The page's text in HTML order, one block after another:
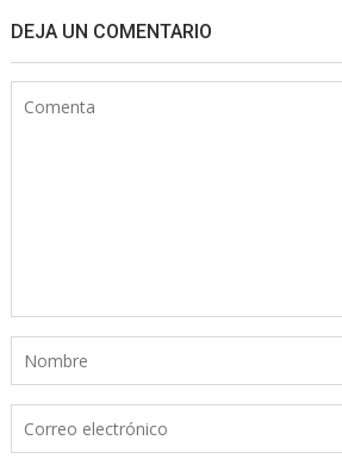
DEJA UN COMENTARIO